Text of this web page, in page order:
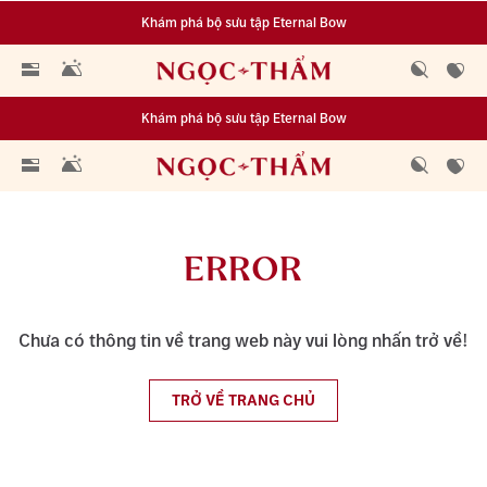
Khám phá bộ sưu tập Eternal Bow
Đa dạng lựa chọn tích luỹ từ 0.1 chỉ vàng 999.9
Khám phá bộ sưu tập Eternal Bow
Đa dạng lựa chọn tích luỹ từ 0.1 chỉ vàng 999.9
ERROR
Chưa có thông tin về trang web này vui lòng nhấn trở về!
TRỞ VỀ TRANG CHỦ